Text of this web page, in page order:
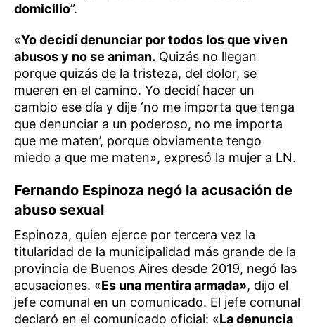
domicilio”.
«Yo decidí denunciar por todos los que viven
abusos y no se animan. Quizás no llegan
porque quizás de la tristeza, del dolor, se
mueren en el camino. Yo decidí hacer un
cambio ese día y dije ‘no me importa que tenga
que denunciar a un poderoso, no me importa
que me maten’, porque obviamente tengo
miedo a que me maten», expresó la mujer a LN.
Fernando Espinoza negó la acusación de
abuso sexual
Espinoza, quien ejerce por tercera vez la
titularidad de la municipalidad más grande de la
provincia de Buenos Aires desde 2019, negó las
acusaciones. «Es una mentira armada», dijo el
jefe comunal en un comunicado. El jefe comunal
declaró en el comunicado oficial: «La denuncia